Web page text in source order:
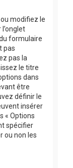
modifiez le
formulaire
pas
pas la
le titre
dans
être
définir le
insérer
« Options
spécifier
ou non les